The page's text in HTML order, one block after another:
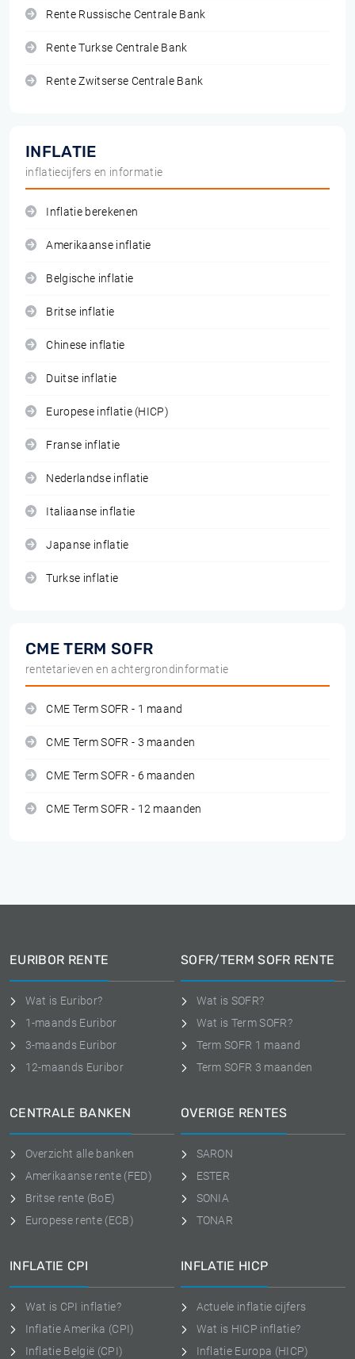
Rente Russische Centrale Bank
Rente Turkse Centrale Bank
Rente Zwitserse Centrale Bank
INFLATIE
inflatiecijfers en informatie
Inflatie berekenen
Amerikaanse inflatie
Belgische inflatie
Britse inflatie
Chinese inflatie
Duitse inflatie
Europese inflatie (HICP)
Franse inflatie
Nederlandse inflatie
Italiaanse inflatie
Japanse inflatie
Turkse inflatie
CME TERM SOFR
rentetarieven en achtergrondinformatie
CME Term SOFR - 1 maand
CME Term SOFR - 3 maanden
CME Term SOFR - 6 maanden
CME Term SOFR - 12 maanden
EURIBOR RENTE
Wat is Euribor?
1-maands Euribor
3-maands Euribor
12-maands Euribor
SOFR/TERM SOFR RENTE
Wat is SOFR?
Wat is Term SOFR?
Term SOFR 1 maand
Term SOFR 3 maanden
CENTRALE BANKEN
Overzicht alle banken
Amerikaanse rente (FED)
Britse rente (BoE)
Europese rente (ECB)
OVERIGE RENTES
SARON
ESTER
SONIA
TONAR
INFLATIE CPI
Wat is CPI inflatie?
Inflatie Amerika (CPI)
Inflatie België (CPI)
INFLATIE HICP
Actuele inflatie cijfers
Wat is HICP inflatie?
Inflatie Europa (HICP)